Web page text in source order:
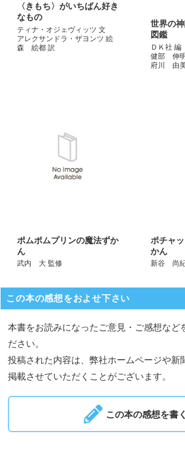
〈きもち〉がいちばん好き
なもの
ティナ・オジェヴィッツ 文
アレクサンドラ・ザヨンツ 絵
森 絵都 訳
世界の
図鑑
ＤＫ社 編
健部 伸
府川 由
ポムポムプリンの魔法ずか
ん
武内 大 監修
ポチャ
かん
新谷 尚
この本の感想をおよせ下さい
本書をお読みになったご意見・ご感想など
ださい。
投稿された内容は、弊社ホームページや新
掲載させていただくことがございます。
この本の感想を書く